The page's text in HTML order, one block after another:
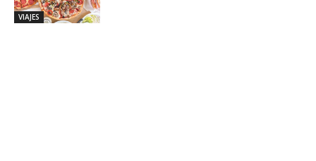
VIAJES